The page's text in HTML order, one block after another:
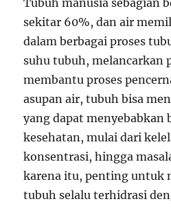
sekitar 60%, dan air
dalam berbagai proses
suhu tubuh, melancarkan
membantu proses
asupan air, tubuh bisa
yang dapat menyebabkan
kesehatan, mulai dari
konsentrasi, hingga
karena itu, penting untuk
tubuh selalu terhidrasi